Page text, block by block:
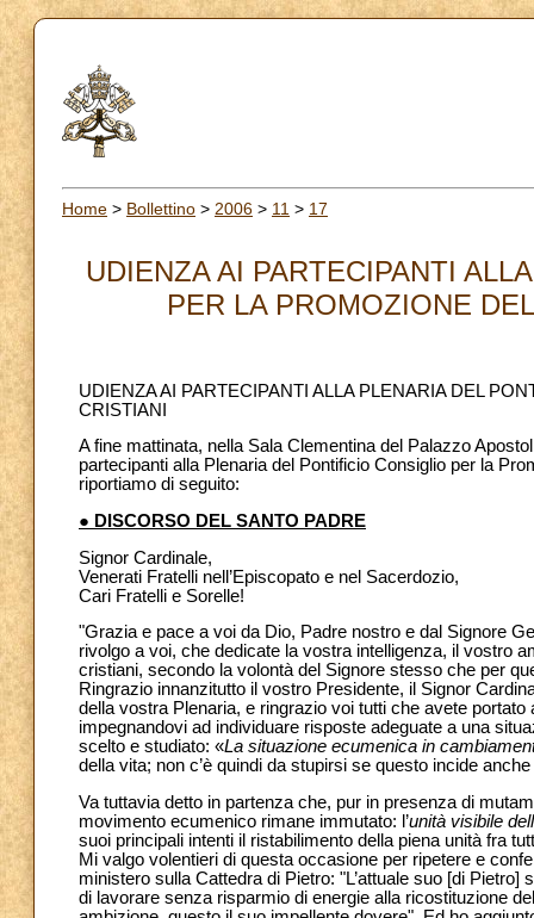
Home > Bollettino > 2006 > 11 > 17
UDIENZA AI PARTECIPANTI
PER LA PROMOZIONE
UDIENZA AI PARTECIPANTI ALLA PLENARIA DEL
CRISTIANI
A fine mattinata, nella Sala Clementina del Palazzo
partecipanti alla Plenaria del Pontificio Consiglio per la
riportiamo di seguito:
● DISCORSO DEL SANTO PADRE
Signor Cardinale,
Venerati Fratelli nell’Episcopato e nel Sacerdozio,
Cari Fratelli e Sorelle!
"Grazia e pace a voi da Dio, Padre nostro e dal Signore
rivolgo a voi, che dedicate la vostra intelligenza, il vostro
cristiani, secondo la volontà del Signore stesso che per
Ringrazio innanzitutto il vostro Presidente, il Signor
della vostra Plenaria, e ringrazio voi tutti che avete
impegnandovi ad individuare risposte adeguate a una
scelto e studiato: «La situazione ecumenica in
della vita; non c’è quindi da stupirsi se questo incide
Va tuttavia detto in partenza che, pur in presenza di
movimento ecumenico rimane immutato: l’unità visibile
suoi principali intenti il ristabilimento della piena unità fra
Mi valgo volentieri di questa occasione per ripetere e
ministero sulla Cattedra di Pietro: "L’attuale suo [di
di lavorare senza risparmio di energie alla ricostituzione